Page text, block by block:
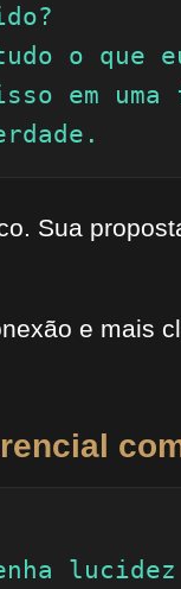
o que
em uma
Sua
e mais
lucidez